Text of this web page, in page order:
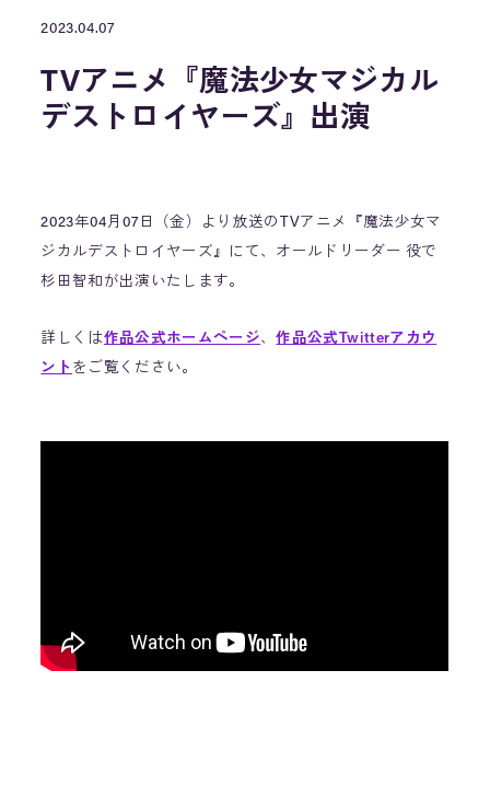
2023.04.07
TVアニメ『魔法少女マジカル
デストロイヤーズ』出演
2023年04月07日（金）より放送のTVアニメ『魔法少女マ
ジカルデストロイヤーズ』にて、オールドリーダー 役で
杉田智和が出演いたします。
詳しくは作品公式ホームページ、作品公式Twitterアカウ
ント をご覧ください。